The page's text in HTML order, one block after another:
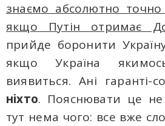
знаємо абсолютно
якщо Путін отримає
прийде боронити
якщо Україна
виявиться. Ані гаранті-
ніхто. Пояснювати це не
тут нeмa чого: все вже